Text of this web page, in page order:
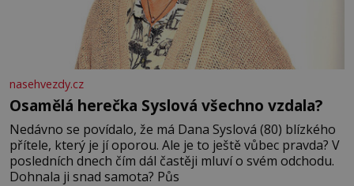
nasehvezdy.cz
Osamělá herečka Syslová všechno vzdala?
Nedávno se povídalo, že má Dana Syslová (80) blízkého
přítele, který je jí oporou. Ale je to ještě vůbec pravda? V
posledních dnech čím dál častěji mluví o svém odchodu.
Dohnala ji snad samota? Půs